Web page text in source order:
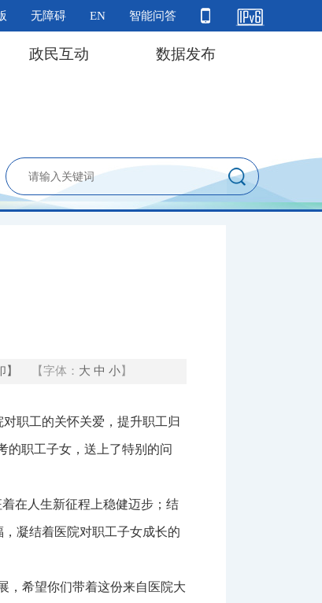
无障碍 EN 智能问答
政民互动 数据发布
】 【字体： 大 中 小】
职工的关怀关爱，提升职工归
的职工子女，送上了特别的问
在人生新征程上稳健迈步；结
凝结着医院对职工子女成长的
，希望你们带着这份来自医院大